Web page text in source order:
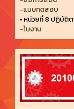
-แบบทดสอบ
• หน่วยที่ 8 ปฏิบัติ
-ใบงาน